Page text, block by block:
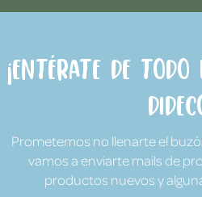
¡Entérate de
Prometemos no llenarte el
vamos a enviarte mails de
productos nuevos y